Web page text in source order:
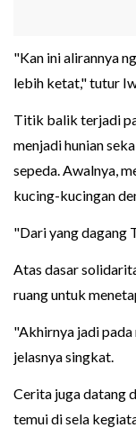
"Kan ini alirannya
lebih ketat," tutur
Titik balik terjadi
menjadi hunian
sepeda. Awalnya,
kucing-kucingan
"Dari yang dagang
Atas dasar
ruang untuk
"Akhirnya jadi
jelasnya singkat.
Cerita juga datang
temui di sela